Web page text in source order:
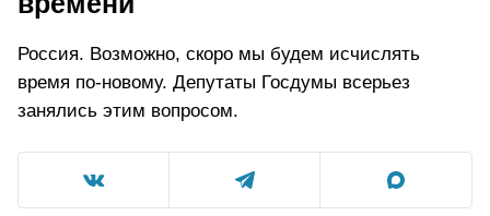
Россия. Возможно, скоро мы будем исчислять
время по-новому. Депутаты Госдумы всерьез
занялись этим вопросом.